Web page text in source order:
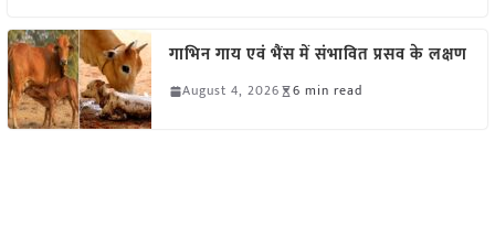
गाभिन गाय एवं भैंस में संभावित प्रसव के लक्षण
August 4, 2026 6 min read